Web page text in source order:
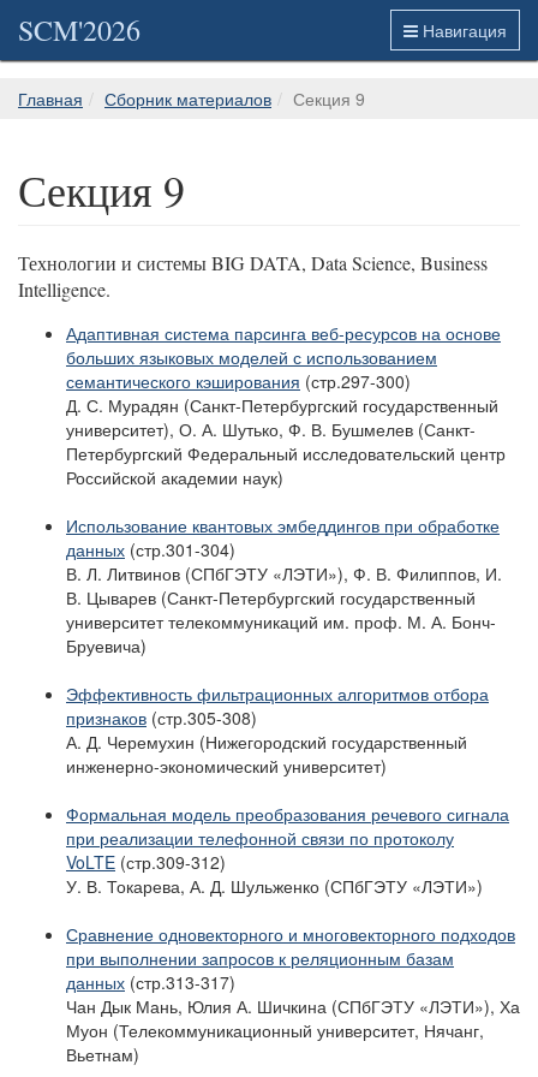
Навигация
SCM'2026
Главная Сборник материалов Секция 9
Секция 9
Технологии и системы BIG DATA, Data Science, Business
Intelligence.
Адаптивная система парсинга веб-ресурсов на основе
больших языковых моделей с использованием
семантического кэширования (стр.297-300)
Д. С. Мурадян (Санкт-Петербургский государственный
университет), О. А. Шутько, Ф. В. Бушмелев (Санкт-
Петербургский Федеральный исследовательский центр
Российской академии наук)
Использование квантовых эмбеддингов при обработке
данных (стр.301-304)
В. Л. Литвинов (СПбГЭТУ «ЛЭТИ»), Ф. В. Филиппов, И.
В. Цыварев (Санкт-Петербургский государственный
университет телекоммуникаций им. проф. М. А. Бонч-
Бруевича)
Эффективность фильтрационных алгоритмов отбора
признаков (стр.305-308)
А. Д. Черемухин (Нижегородский государственный
инженерно-экономический университет)
Формальная модель преобразования речевого сигнала
при реализации телефонной связи по протоколу
VoLTE (стр.309-312)
У. В. Токарева, А. Д. Шульженко (СПбГЭТУ «ЛЭТИ»)
Сравнение одновекторного и многовекторного подходов
при выполнении запросов к реляционным базам
данных (стр.313-317)
Чан Дык Мань, Юлия А. Шичкина (СПбГЭТУ «ЛЭТИ»), Ха
Муон (Телекоммуникационный университет, Нячанг,
Вьетнам)